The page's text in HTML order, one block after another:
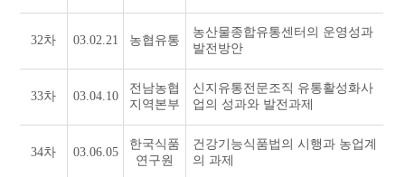
32차 03.02.21 농협유통
농산물종합유통센터의 운영성과
발전방안
33차 03.04.10
전남농협
지역본부
신지유통전문조직 유통활성화사
업의 성과와 발전과제
34차 03.06.05
한국식품
연구원
건강기능식품법의 시행과 농업계
의 과제